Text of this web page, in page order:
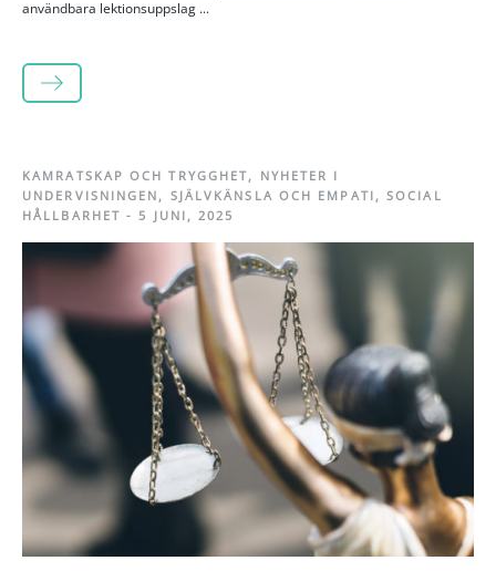
användbara lektionsuppslag ...
LÄS MER
KAMRATSKAP OCH TRYGGHET,
NYHETER I
UNDERVISNINGEN , SJÄLVKÄNSLA OCH EMPATI ,SOCIAL
HÅLLBARHET -5 JUNI, 2025